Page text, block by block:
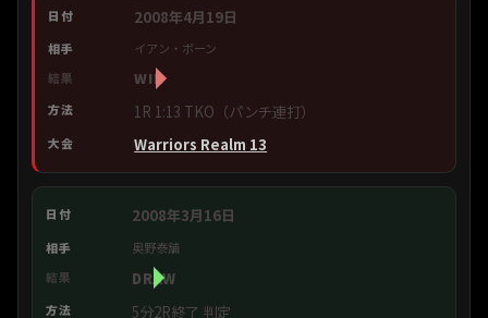
2008年4月19日
イアン・ボーン
WIN
1R 1:13 TKO（パンチ連打）
Warriors Realm 13
2008年3月16日
奥野泰舗
DRAW
5分2R終了 判定